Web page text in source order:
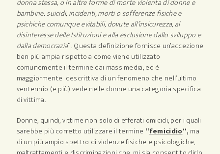
donna stessa, o in altre forme di morte violenta di donne e
bambine: suicidi, incidenti, morti o sofferenze fisiche e
psichiche comunque evitabili, dovute all’insicurezza, al
disinteresse delle Istituzioni e alla esclusione dallo sviluppo e
dalla democrazia“. Questa definizione fornisce un’accezione
ben più ampia rispetto a come viene utilizzato
comunemente il termine dai mass media, ed è
maggiormente descrittiva di un fenomeno che nell’ultimo
ventennio (e più) vede nelle donne una categoria specifica
di vittima.
Donne, quindi, vittime non solo di efferati omicidi, per i quali
sarebbe più corretto utilizzare il termine “femicidio“, ma
di un più ampio spettro di violenze fisiche e psicologiche,